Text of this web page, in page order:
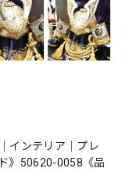
インテリア｜プレ
》50620-0058《品